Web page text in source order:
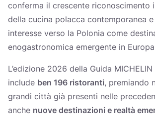
conferma il crescente riconoscimento
della cucina polacca contemporanea
interesse verso la Polonia come
enogastronomica emergente in
L’edizione 2026 della Guida MICHELIN
include ben 196 ristoranti, premiando
grandi città già presenti nelle
anche nuove destinazioni e realtà